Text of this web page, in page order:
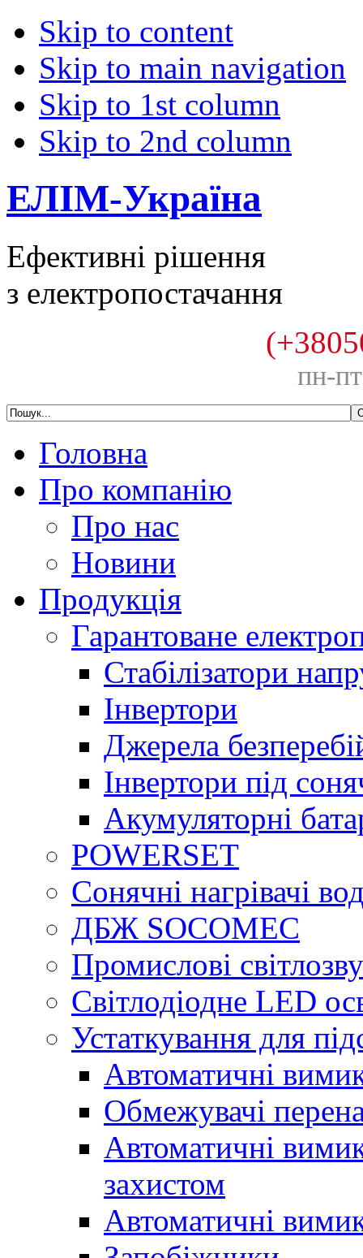
Skip to content
Skip to main navigation
Skip to 1st column
Skip to 2nd column
ЕЛІМ-Україна
Ефективні рішення
з електропостачання
пн-
Головна
Про компанію
Про нас
Новини
Продукція
Гарантоване
Стабілізатори
Інвертори
Джерела
Інвертори під
Акумуляторні
POWERSET
Сонячні нагрівачі
ДБЖ SOCOMEC
Промислові
Світлодіодне LED
Устаткування для
Автоматичні
Обмежувачі
Автоматичні
захистом
Автоматичні